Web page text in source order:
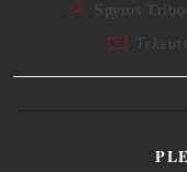
Spyros